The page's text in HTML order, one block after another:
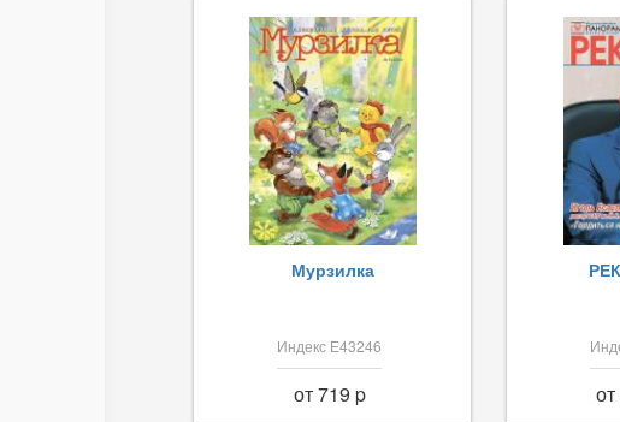
Мурзилка
Индекс Е43246
от 719 p